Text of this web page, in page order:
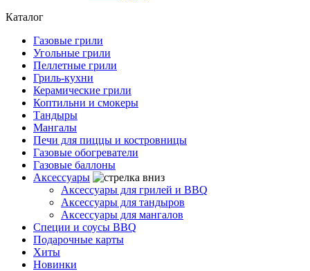
Каталог
Газовые грили
Угольные грили
Пеллетные грили
Гриль-кухни
Керамические грили
Коптильни и смокеры
Тандыры
Мангалы
Печи для пиццы и костровницы
Газовые обогреватели
Газовые баллоны
Аксессуары
Аксессуары для грилей и BBQ
Аксессуары для тандыров
Аксессуары для мангалов
Специи и соусы BBQ
Подарочные карты
Хиты
Новинки